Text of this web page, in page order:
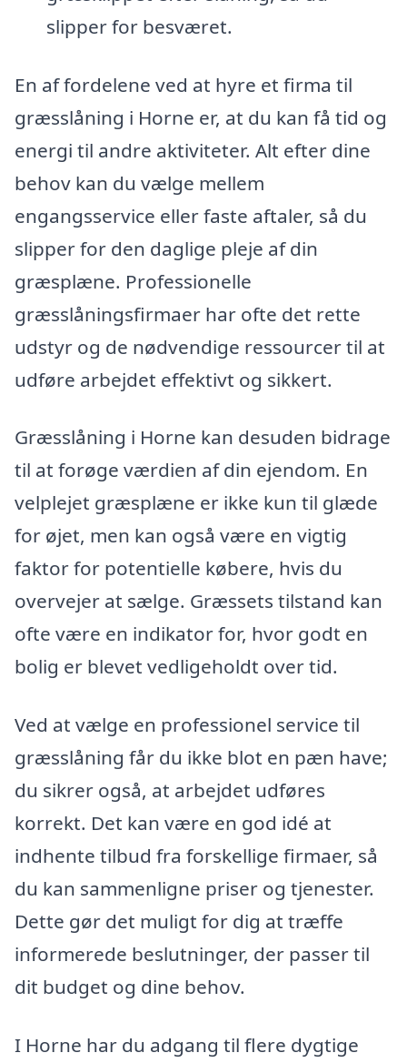
slipper for besværet.
En af fordelene ved at hyre et firma til
græsslåning i Horne er, at du kan få tid og
energi til andre aktiviteter. Alt efter dine
behov kan du vælge mellem
engangsservice eller faste aftaler, så du
slipper for den daglige pleje af din
græsplæne. Professionelle
græsslåningsfirmaer har ofte det rette
udstyr og de nødvendige ressourcer til at
udføre arbejdet effektivt og sikkert.
Græsslåning i Horne kan desuden bidrage
til at forøge værdien af din ejendom. En
velplejet græsplæne er ikke kun til glæde
for øjet, men kan også være en vigtig
faktor for potentielle købere, hvis du
overvejer at sælge. Græssets tilstand kan
ofte være en indikator for, hvor godt en
bolig er blevet vedligeholdt over tid.
Ved at vælge en professionel service til
græsslåning får du ikke blot en pæn have;
du sikrer også, at arbejdet udføres
korrekt. Det kan være en god idé at
indhente tilbud fra forskellige firmaer, så
du kan sammenligne priser og tjenester.
Dette gør det muligt for dig at træffe
informerede beslutninger, der passer til
dit budget og dine behov.
I Horne har du adgang til flere dygtige